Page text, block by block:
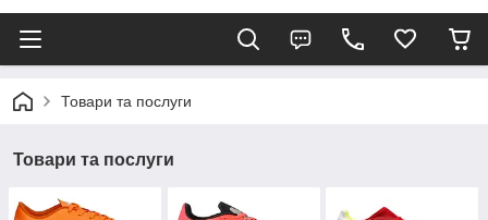
Товари та послуги
Товари та послуги